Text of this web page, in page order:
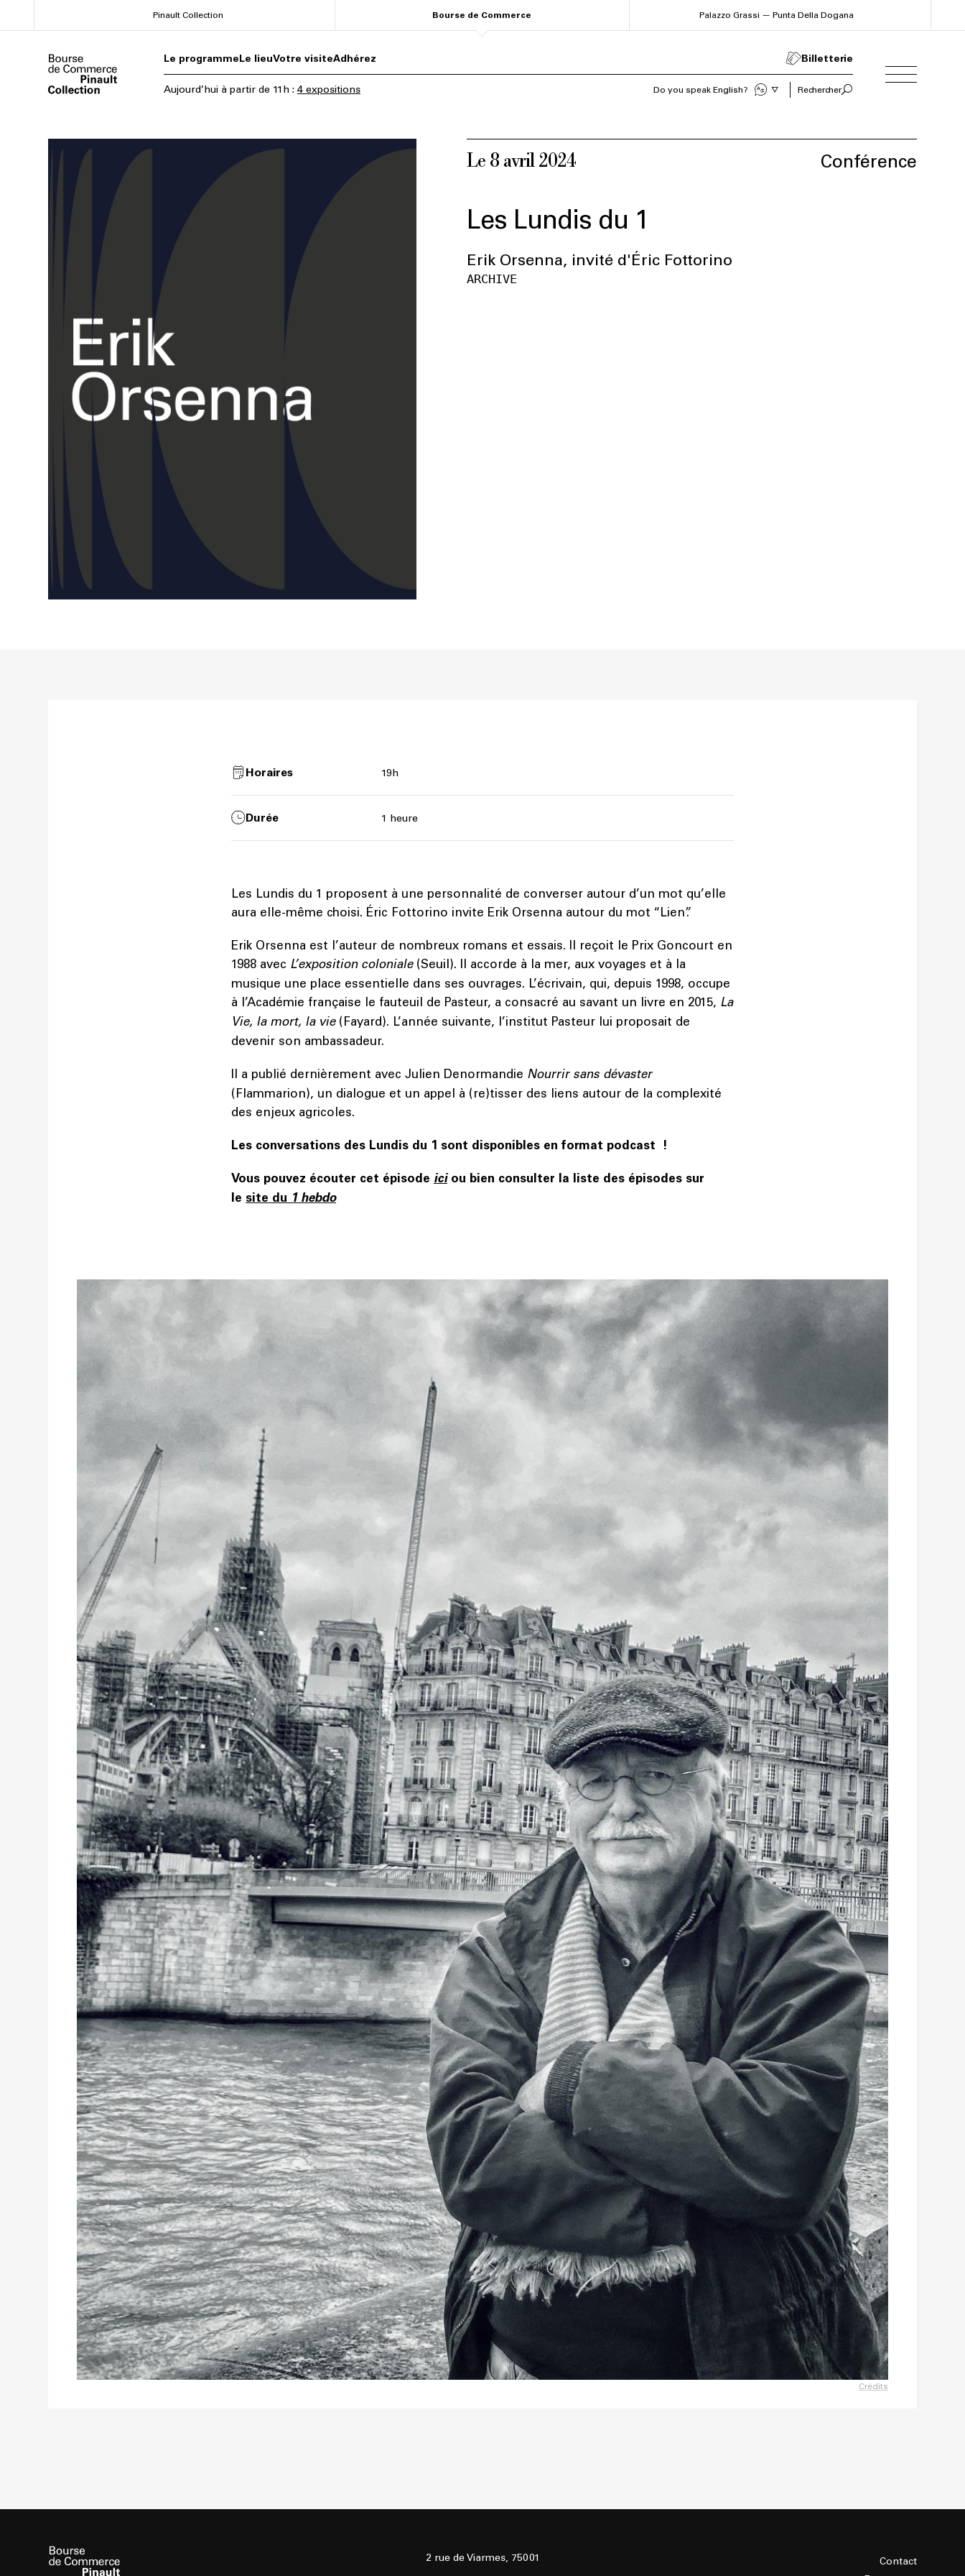
au
principal
Pinault Collection Bourse de Commerce Palazzo Grassi — Punta Della Dogana
Le programmeLe lieuVotre visiteAdhérez Billetterie
Aujourd’hui à partir de 11h : 4 expositions Sprechen Sie Deutsch? Rechercher
Le 8 avril 2024 Conférence
Les Lundis du 1
Erik Orsenna, invité d'Éric Fottorino
ARCHIVE
Horaires 19h
Durée 1 heure
Les Lundis du 1 proposent à une personnalité de converser autour d’un mot qu’elle
aura elle-même choisi. Éric Fottorino invite Erik Orsenna autour du mot “Lien”.
Erik Orsenna est l’auteur de nombreux romans et essais. Il reçoit le Prix Goncourt en
1988 avec L’exposition coloniale(Seuil). Il accorde à la mer, aux voyages et à la
musique une place essentielle dans ses ouvrages. L’écrivain, qui, depuis 1998, occupe
à l’Académie française le fauteuil de Pasteur, a consacré au savant un livre en 2015, La
Vie, la mort, la vie(Fayard). L’année suivante, l’institut Pasteur lui proposait de
devenir son ambassadeur.
Il a publié dernièrement avec Julien Denormandie Nourrir sans dévaster
(Flammarion), un dialogue et un appel à (re)tisser des liens autour de la complexité
des enjeux agricoles.
Les conversations des Lundis du 1 sont disponibles en format podcast !
Vous pouvez écouter cet épisode ici ou bien consulter la liste des épisodes sur
le site du 1 hebdo
Crédits
2 rue de Viarmes, 75001
Contact